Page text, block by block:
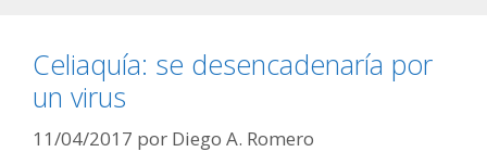
Celiaquía: se desencadenaría por
un virus
11/04/2017 por Diego A. Romero